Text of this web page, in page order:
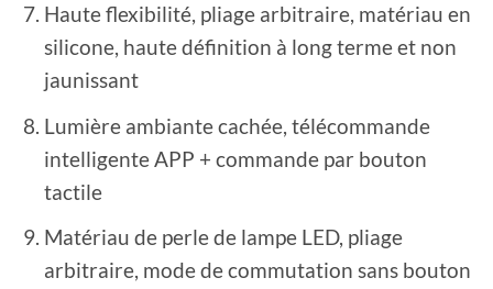
Haute flexibilité, pliage arbitraire, matériau en
silicone, haute définition à long terme et non
jaunissant
Lumière ambiante cachée, télécommande
intelligente APP + commande par bouton
tactile
Matériau de perle de lampe LED, pliage
arbitraire, mode de commutation sans bouton